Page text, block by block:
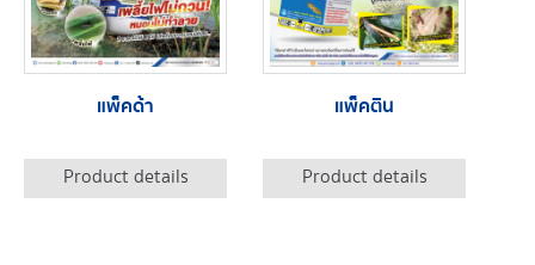
แพ็คด้า
Product details
แพ็คติน
Product details